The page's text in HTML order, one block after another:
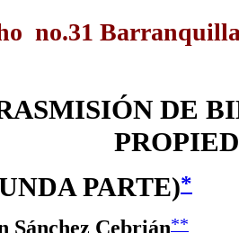
no.31
DE
PARTE)*
Sánchez Cebrián**